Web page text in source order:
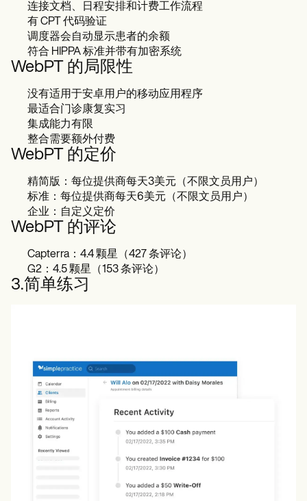
连接文档、日程安排和计费工作流程
有 CPT 代码验证
调度器会自动显示患者的余额
符合 HIPPA 标准并带有加密系统
WebPT 的局限性
没有适用于安卓用户的移动应用程序
最适合门诊康复实习
集成能力有限
整合需要额外付费
WebPT 的定价
精简版：每位提供商每天3美元（不限文员用户）
标准：每位提供商每天6美元（不限文员用户）
企业：自定义定价
WebPT 的评论
Capterra：4.4 颗星（427 条评论）
G2：4.5 颗星（153 条评论）
3.简单练习